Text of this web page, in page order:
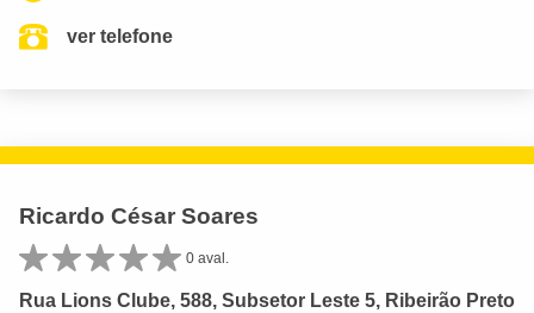
ver telefone
Ricardo César Soares
0 aval.
Rua Lions Clube, 588, Subsetor Leste 5, Ribeirão Preto